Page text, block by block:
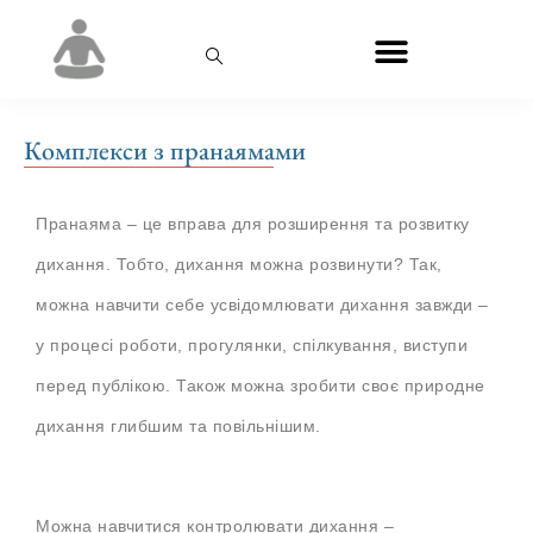
Комплекси з пранаямами
Пранаяма – це вправа для розширення та розвитку
дихання. Тобто, дихання можна розвинути? Так,
можна навчити себе усвідомлювати дихання завжди –
у процесі роботи, прогулянки, спілкування, виступи
перед публікою. Також можна зробити своє природне
дихання глибшим та повільнішим.
Можна навчитися контролювати дихання –